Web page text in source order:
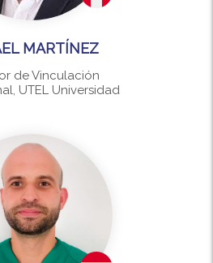
MARTÍNEZ
de Vinculación
UTEL Universidad